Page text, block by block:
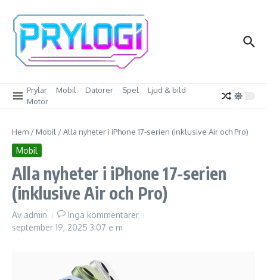
Prylar Mobil Datorer Spel
Ljud & bild
Motor
Hem / Mobil /Alla nyheter i iPhone 17-serien (inklusive Air och Pro)
Mobil
Alla nyheter i iPhone 17-serien
(inklusive Air och Pro)
Av admin
Inga kommentarer
september 19, 2025 3:07 e m